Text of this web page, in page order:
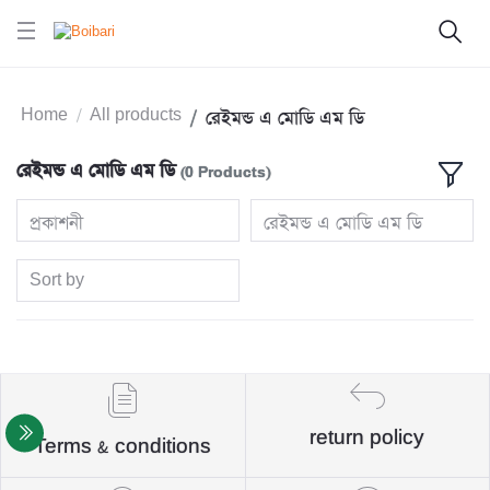
Home All products রেইমন্ড এ মোডি এম ডি
রেইমন্ড এ মোডি এম ডি(0 Products)
প্রকাশনী রেইমন্ড এ মোডি এম ডি
Sort by
Terms & conditions return policy